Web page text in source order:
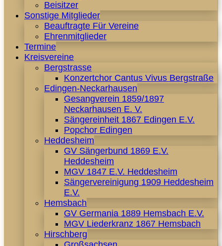
Beisitzer
Sonstige Mitglieder
Beauftragte Für Vereine
Ehrenmitglieder
Termine
Kreisvereine
Bergstrasse
Konzertchor Cantus Vivus Bergstraße
Edingen-Neckarhausen
Gesangverein 1859/1897
Neckarhausen E. V.
Sängereinheit 1867 Edingen E.V.
Popchor Edingen
Heddesheim
GV Sängerbund 1869 E.V.
Heddesheim
MGV 1847 E.V. Heddesheim
Sängervereinigung 1909 Heddesheim
E.V.
Hemsbach
GV Germania 1889 Hemsbach E.V.
MGV Liederkranz 1867 Hemsbach
Hirschberg